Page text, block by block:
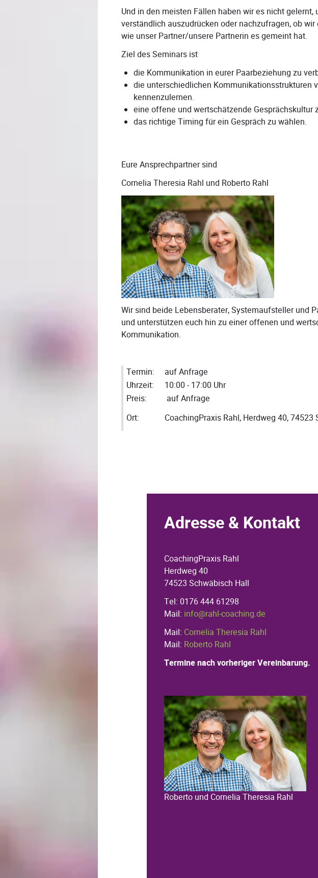
Und in den meisten Fällen haben wir es nicht gelernt,
verständlich auszudrücken oder nachzufragen, ob
wie unser Partner/unsere Partnerin es gemeint hat.
Ziel des Seminars ist
die Kommunikation in eurer Paarbeziehung zu
die unterschiedlichen Kommunikationsstrukturen
kennenzulernen.
eine offene und wertschätzende Gesprächskultur
das richtige Timing für ein Gespräch zu wählen.
Eure Ansprechpartner sind
Cornelia Theresia Rahl und Roberto Rahl
Wir sind beide Lebensberater, Systemaufsteller und
und unterstützen euch hin zu einer offenen und
Kommunikation.
Termin:
auf Anfrage
Uhrzeit:
10:00 - 17:00 Uhr
Preis:
auf Anfrage
Ort:
CoachingPraxis Rahl, Herdweg 40, 74523
Adresse & Kontakt
CoachingPraxis Rahl
Herdweg 40
74523 Schwäbisch Hall
Tel: 0176 444 61298
Mail: info@rahl-coaching.de
Mail: Cornelia Theresia Rahl
Mail: Roberto Rahl
Termine nach vorheriger Vereinbarung.
Roberto und Cornelia Theresia Rahl